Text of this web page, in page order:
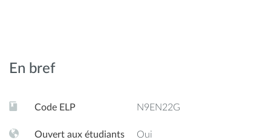
En bref
Code ELP N9EN22G
Ouvert aux étudiants
Oui